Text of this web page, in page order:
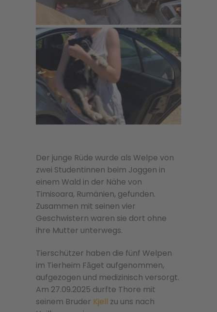
Der junge Rüde wurde als Welpe von
zwei Studentinnen beim Joggen in
einem Wald in der Nähe von
Timisoara, Rumänien, gefunden.
Zusammen mit seinen vier
Geschwistern waren sie dort ohne
ihre Mutter unterwegs.
Tierschützer haben die fünf Welpen
im Tierheim Făget aufgenommen,
aufgezogen und medizinisch versorgt.
Am 27.09.2025 durfte Thore mit
seinem Bruder Kjell zu uns nach